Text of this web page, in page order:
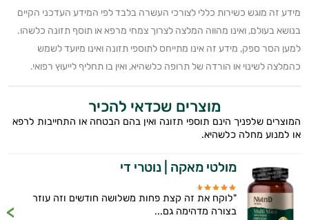
מידע זה מוגש כשירות כללי לצורכי העשרה בלבד לפי המידע העדכני הקיים
בנושא בעולם, ואינו מהווה המלצה לצרוך צמחי מרפא או תוסף תזונה כלשהו.
למען הסר ספק, מידע זה אינו מתייחס לתוספי תזונה ואינו מיועד לשמש
כהמלצה לשינוי או הורדה של תרופה כלשהיא, ואין בו תחליף לייעוץ רפואי.
מוצרים שכדאי להכיר
המוצרים שלפניך הינם תוספי תזונה ואין בהם הבטחה או התחייבות לרפא
או למנוע מחלה כלשהיא.
מולטי מאקה | נוטרי די
"לוקח את זה קצת פחות משלושה חודשים וזה עוזר
בצורה מדהימה גם...